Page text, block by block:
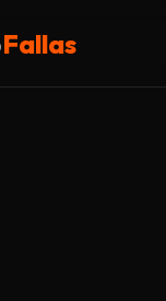
Fallas